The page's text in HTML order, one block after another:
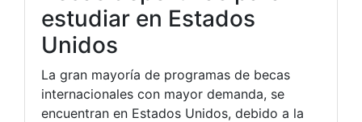
estudiar en Estados
Unidos
La gran mayoría de programas de becas
internacionales con mayor demanda, se
encuentran en Estados Unidos, debido a la